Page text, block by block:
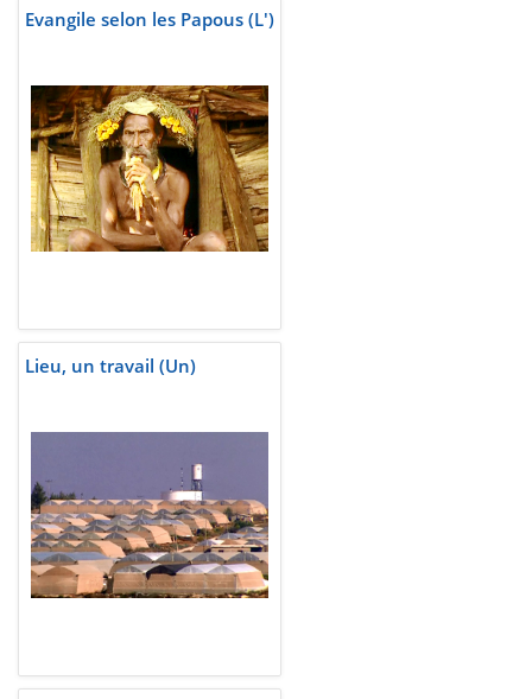
Evangile selon les Papous (L')
Lieu, un travail (Un)